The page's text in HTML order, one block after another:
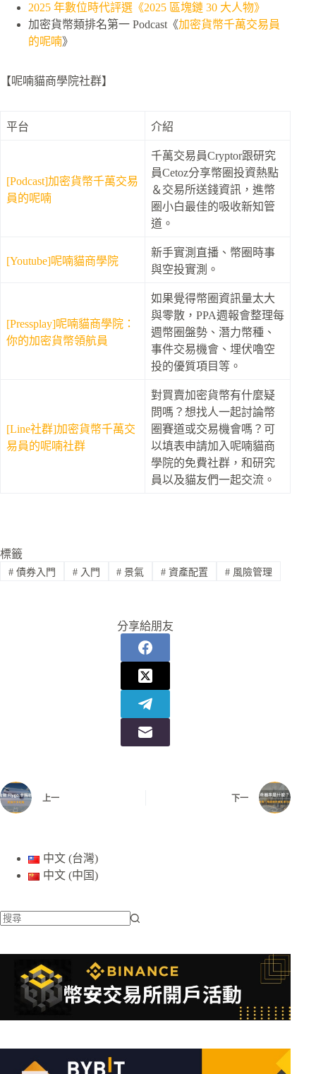
2025 年數位時代評選《2025 區塊鏈 30 大人物》
加密貨幣類排名第一 Podcast《加密貨幣千萬交易員
的呢喃》
【呢喃貓商學院社群】
平台 介紹
[Podcast]加密貨幣千萬交易
員的呢喃
千萬交易員Cryptor跟研究
員Cetoz分享幣圈投資熱點
＆交易所送錢資訊，進幣
圈小白最佳的吸收新知管
道。
[Youtube]呢喃貓商學院
新手實測直播、幣圈時事
與空投實測。
[Pressplay]呢喃貓商學院：
你的加密貨幣領航員
如果覺得幣圈資訊量太大
與零散，PPA週報會整理每
週幣圈盤勢、潛力幣種、
事件交易機會、埋伏嚕空
投的優質項目等。
[Line社群]加密貨幣千萬交
易員的呢喃社群
對買賣加密貨幣有什麼疑
問嗎？想找人一起討論幣
圈賽道或交易機會嗎？可
以填表申請加入呢喃貓商
學院的免費社群，和研究
員以及貓友們一起交流。
標籤
#債券入門 #入門 # 景氣 # 資產配置 # 風險管理
分享給朋友
上一 下一
中文 (台灣)
中文 (中国)
不
條